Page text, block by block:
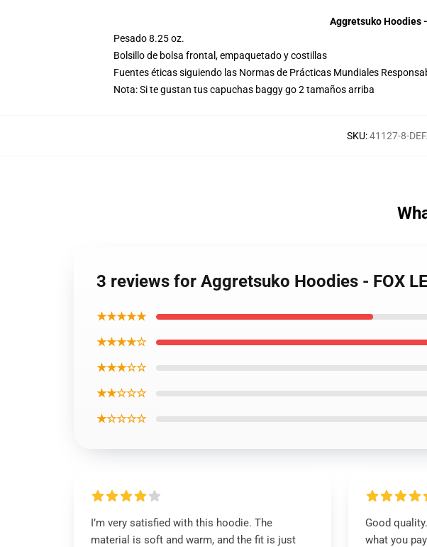
Aggretsuko Hoodies
Pesado 8.25 oz.
Bolsillo de bolsa frontal, empaquetado y costillas
Fuentes éticas siguiendo las Normas de Prácticas Mundiales
Nota: Si te gustan tus capuchas baggy go 2 tamaños arriba
SKU:41127-8-
3 reviews for Aggretsuko Hoodies - FOX
★★★★★
★★★★☆
★★★☆☆
★★☆☆☆
★☆☆☆☆
I’m very satisfied with this hoodie. The
material is soft and warm, and the fit is just
Good
what you